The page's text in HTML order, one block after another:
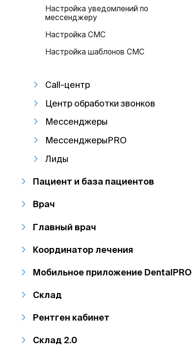
Настройка уведомлений по
мессенджеру
Настройка СМС
Настройка шаблонов СМС
Call-центр
Центр обработки звонков
Мессенджеры
МессенджерыPRO
Лиды
Пациент и база пациентов
Врач
Главный врач
Координатор лечения
Мобильное приложение DentalPRO
Склад
Рентген кабинет
Склад 2.0